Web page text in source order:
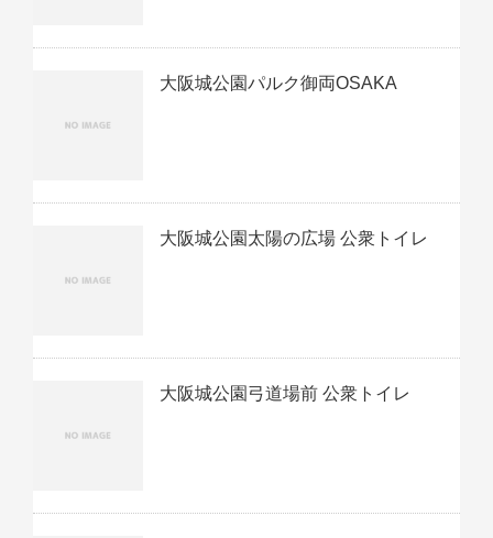
大阪城公園パルク御両OSAKA
大阪城公園太陽の広場 公衆トイレ
大阪城公園弓道場前 公衆トイレ